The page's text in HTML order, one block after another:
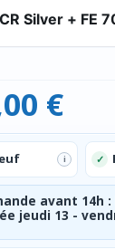
Silver + FE
€
i ✓
avant 14h
jeudi 13 -